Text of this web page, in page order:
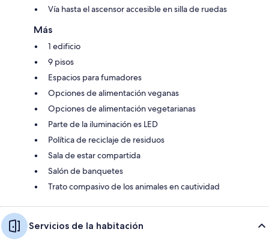
Vía hasta el ascensor accesible en silla de ruedas
Más
1 edificio
9 pisos
Espacios para fumadores
Opciones de alimentación veganas
Opciones de alimentación vegetarianas
Parte de la iluminación es LED
Política de reciclaje de residuos
Sala de estar compartida
Salón de banquetes
Trato compasivo de los animales en cautividad
Servicios de la habitación